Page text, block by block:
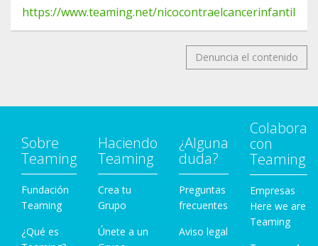
https://www.teaming.net/nicocontraelcancerinfantil
Denuncia el contenido
Sobre
Teaming
Fundación
Teaming
¿Qué es
Haciendo
Teaming
Crea tu
Grupo
Únete a un
¿Alguna
duda?
Preguntas
frecuentes
Aviso legal
Colabora
con
Teaming
Empresas
Here we are
Teaming